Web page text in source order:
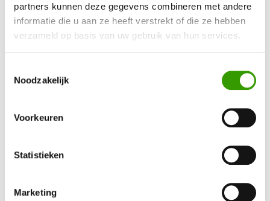
partners kunnen deze gegevens combineren met andere
informatie die u aan ze heeft verstrekt of die ze hebben
verzameld op basis van uw gebruik van hun services.
Noodzakelijk
Voorkeuren
Statistieken
Marketing
BEN JE GEÏNTERESSEERD GERAAKT IN ONZE
KUNSTPLANTEN?